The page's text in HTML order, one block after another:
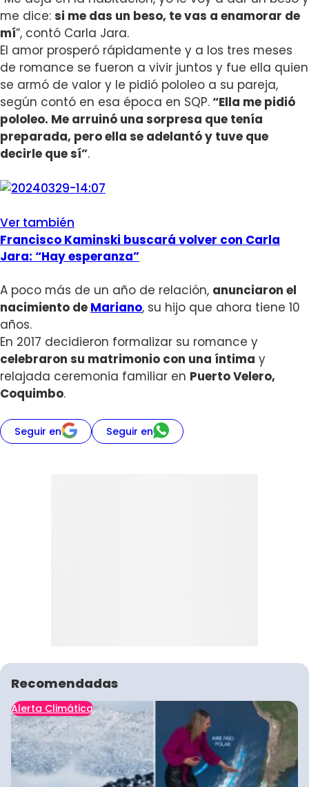
me dice: si me das un beso, te vas a enamorar de
mí”, contó Carla Jara.
El amor prosperó rápidamente y a los tres meses
de romance se fueron a vivir juntos y fue ella quien
se armó de valor y le pidió pololeo a su pareja,
según contó en esa época en SQP.“Ella me pidió
pololeo. Me arruinó una sorpresa que tenía
preparada, pero ella se adelantó y tuve que
decirle que sí”.
Ver también
Francisco Kaminski buscará volver con Carla
Jara: “Hay esperanza”
A poco más de un año de relación, anunciaron el
nacimiento de Mariano, su hijo que ahora tiene 10
años.
En 2017 decidieron formalizar su romance y
celebraron su matrimonio con una íntima y
relajada ceremonia familiar en Puerto Velero,
Coquimbo.
Seguir en Seguir en
Recomendadas
Alerta Climática